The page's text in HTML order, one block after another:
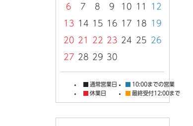
6 7 8 9 10 11 12
13 14 15 16 17 18 19
20 21 22 23 24 25 26
27 28 29 30
通常営業日
10:00までの営業
休業日
最終受付12:00まで